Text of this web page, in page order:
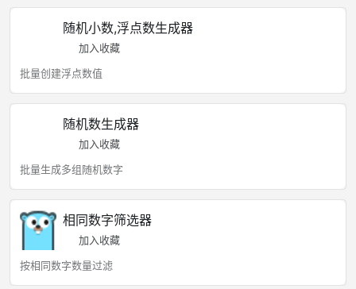
随机小数,浮点数生成器
加入收藏
批量创建浮点数值
随机数生成器
加入收藏
批量生成多组随机数字
相同数字筛选器
加入收藏
按相同数字数量过滤